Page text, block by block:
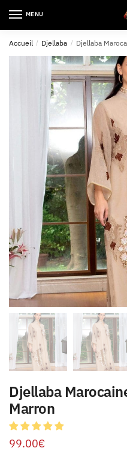
MENU
Accueil / Djellaba / Djellaba
Djellaba
Marron
99.00€